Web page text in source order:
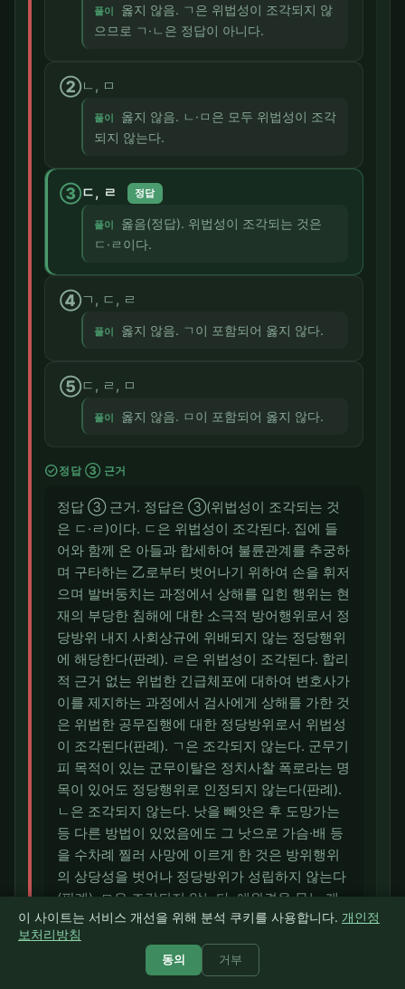
풀이
옳지 않음. ㄱ은 위법성이 조각되지 않
으므로 ㄱ·ㄴ은 정답이 아니다.
②ㄴ, ㅁ
풀이
옳지 않음. ㄴ·ㅁ은 모두 위법성이 조각
되지 않는다.
③ㄷ, ㄹ 정답
풀이
옳음(정답). 위법성이 조각되는 것은
ㄷ·ㄹ이다.
④ㄱ, ㄷ, ㄹ
풀이 옳지 않음. ㄱ이 포함되어 옳지 않다.
⑤ㄷ, ㄹ, ㅁ
풀이 옳지 않음. ㅁ이 포함되어 옳지 않다.
check_circle정답 ③ 근거
정답 ③ 근거. 정답은 ③(위법성이 조각되는 것
은 ㄷ·ㄹ)이다. ㄷ은 위법성이 조각된다. 집에 들
어와 함께 온 아들과 합세하여 불륜관계를 추궁하
며 구타하는 乙로부터 벗어나기 위하여 손을 휘저
으며 발버둥치는 과정에서 상해를 입힌 행위는 현
재의 부당한 침해에 대한 소극적 방어행위로서 정
당방위 내지 사회상규에 위배되지 않는 정당행위
에 해당한다(판례). ㄹ은 위법성이 조각된다. 합리
적 근거 없는 위법한 긴급체포에 대하여 변호사가
이를 제지하는 과정에서 검사에게 상해를 가한 것
은 위법한 공무집행에 대한 정당방위로서 위법성
이 조각된다(판례). ㄱ은 조각되지 않는다. 군무기
피 목적이 있는 군무이탈은 정치사찰 폭로라는 명
목이 있어도 정당행위로 인정되지 않는다(판례).
ㄴ은 조각되지 않는다. 낫을 빼앗은 후 도망가는
등 다른 방법이 있었음에도 그 낫으로 가슴·배 등
을 수차례 찔러 사망에 이르게 한 것은 방위행위
의 상당성을 벗어나 정당방위가 성립하지 않는다
(판례). ㅁ은 조각되지 않는다. 애완견을 무는 개
를 기계톱으로 절개하여 죽인 것은 보호이익과 침
해이익 사이의 균형을 잃어 긴급피난의 상당성이
인정되지 않는다(판례). 따라서 위법성이 조각되
이 사이트는 서비스 개선을 위해 분석 쿠키를 사용합니다. 개인정
보처리방침
동의 거부